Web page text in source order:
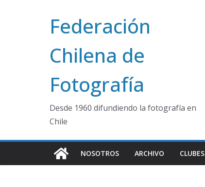
Federación
Chilena de
Fotografía
Desde 1960 difundiendo la fotografía en
Chile
NOSOTROS ARCHIVO CLUBES